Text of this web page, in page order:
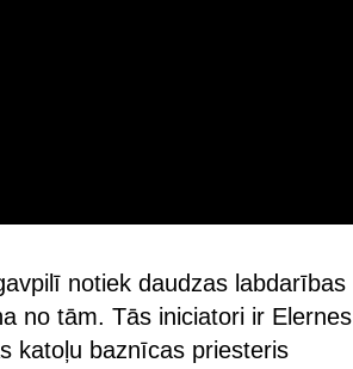
notiek daudzas labdarības
no tām. Tās iniciatori ir Elernes
katoļu baznīcas priesteris